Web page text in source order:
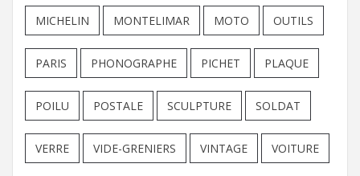
MICHELIN MONTELIMAR MOTO OUTILS
PARIS PHONOGRAPHE PICHET PLAQUE
POILU POSTALE SCULPTURE SOLDAT
VERRE VIDE-GRENIERS VINTAGE VOITURE